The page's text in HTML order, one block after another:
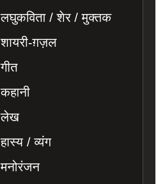
लघुकविता / शेर / मुक्तक
शायरी-ग़ज़ल
गीत
कहानी
लेख
हास्य / व्यंग
मनोरंजन